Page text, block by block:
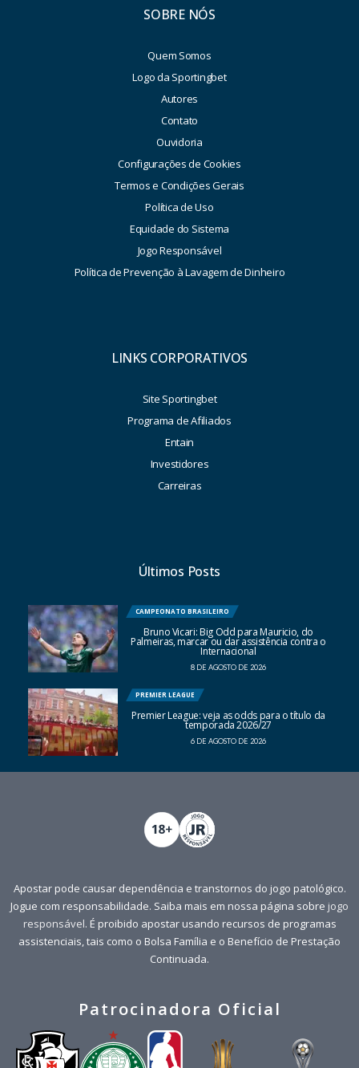
SOBRE NÓS
Quem Somos
Logo da Sportingbet
Autores
Contato
Ouvidoria
Configurações de Cookies
Termos e Condições Gerais
Política de Uso
Equidade do Sistema
Jogo Responsável
Política de Prevenção à Lavagem de Dinheiro
LINKS CORPORATIVOS
Site Sportingbet
Programa de Afiliados
Entain
Investidores
Carreiras
Últimos Posts
CAMPEONATO BRASILEIRO
Bruno Vicari: Big Odd para Mauricio, do
Palmeiras, marcar ou dar assistência contra o
Internacional
8 DE AGOSTO DE 2026
PREMIER LEAGUE
Premier League: veja as odds para o título da
temporada 2026/27
6 DE AGOSTO DE 2026
Apostar pode causar dependência e transtornos do jogo patológico.
Jogue com responsabilidade. Saiba mais em nossa página sobre jogo
responsável. É proibido apostar usando recursos de programas
assistenciais, tais como o Bolsa Família e o Benefício de Prestação
Continuada.
Patrocinadora Oficial